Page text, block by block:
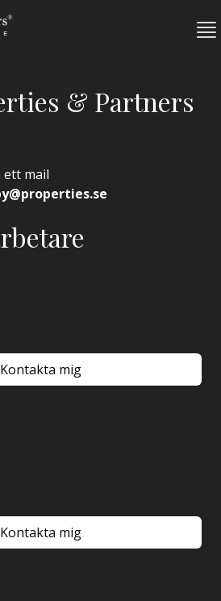
& Partners
ett mail
Kontakta mig
Kontakta mig